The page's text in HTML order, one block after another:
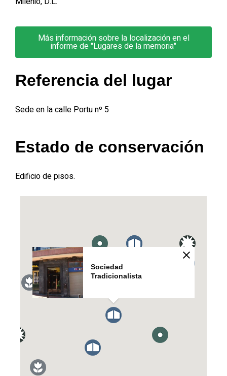
Más información sobre la localización en el
informe de "Lugares de la memoria"
Referencia del lugar
Sede en la calle Portu nº 5
Estado de conservación
Edificio de pisos.
Sociedad
Tradicionalista